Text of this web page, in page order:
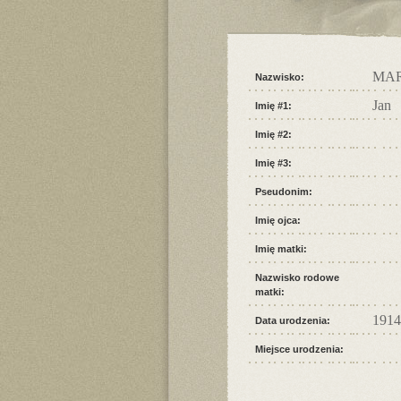
Nazwisko:
Imię #1: Jan
Imię #2:
Imię #3:
Pseudonim:
Imię ojca:
Imię matki:
Nazwisko rodowe
matki:
Data urodzenia: 1914
Miejsce urodzenia: